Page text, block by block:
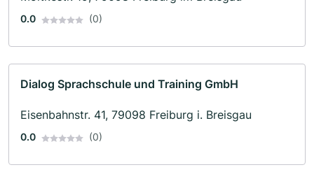
0.0 (0)
Dialog Sprachschule und Training GmbH
Eisenbahnstr. 41, 79098 Freiburg i. Breisgau
0.0 (0)